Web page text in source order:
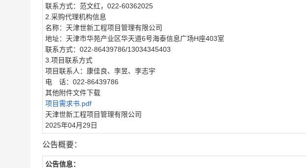
联系方式：范文红，022-60362025
2.采购代理机构信息
名称：天津世新工程项目管理有限公司
地址：天津市华苑产业区华天道6号海泰信息广场H座403室
联系方式：022-86439786/13034345403
3.项目联系方式
项目联系人：康佳良、李昱、李志宇
电 话：022-86439786
其他附件文件下载
项目需求书.pdf
天津世新工程项目管理有限公司
2025年04月29日
公告概要：
公告信息：